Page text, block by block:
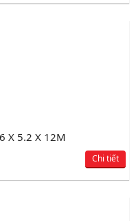
X 5.2 X 12M
Chi tiết